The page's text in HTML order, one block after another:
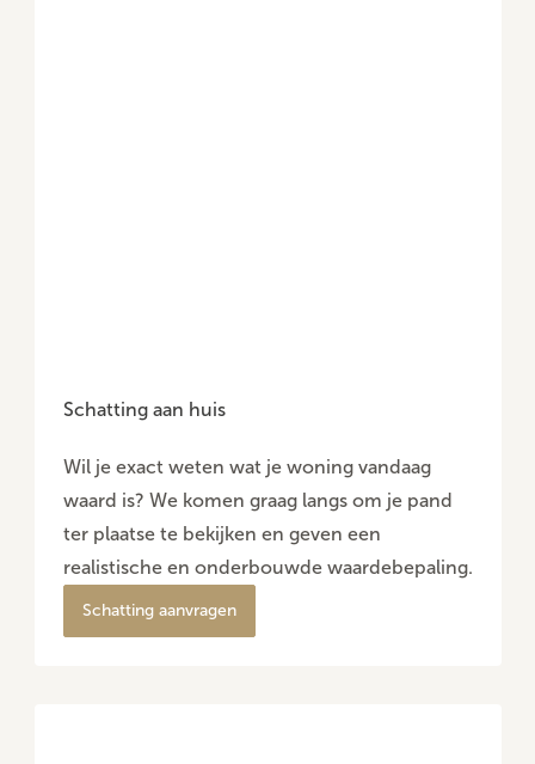
Schatting aan huis
Wil je exact weten wat je woning vandaag
waard is? We komen graag langs om je pand
ter plaatse te bekijken en geven een
realistische en onderbouwde waardebepaling.
Schatting aanvragen